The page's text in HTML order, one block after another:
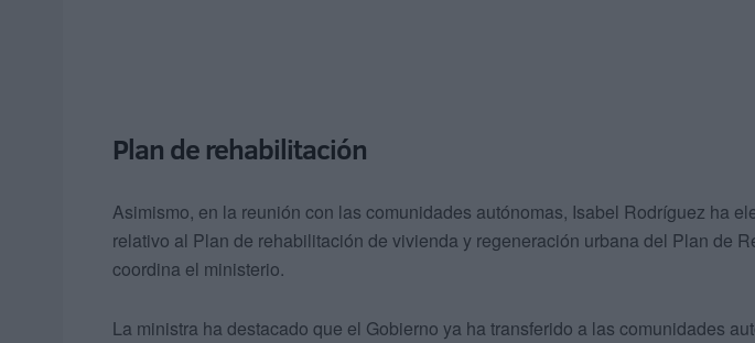
Plan de rehabilitación
Asimismo, en la reunión con las comunidades autónomas, Isabel Rodríguez ha
relativo al Plan de rehabilitación de vivienda y regeneración urbana del Plan de
coordina el ministerio.
La ministra ha destacado que el Gobierno ya ha transferido a las comunidades